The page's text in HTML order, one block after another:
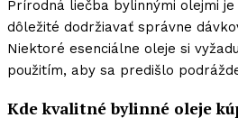
Prírodná liečba bylinnými olejmi
dôležité dodržiavať správne
Niektoré esenciálne oleje si
použitím, aby sa predišlo
Kde kvalitné bylinné oleje